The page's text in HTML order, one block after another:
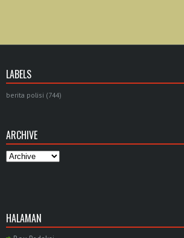
LABELS
berita polisi (744)
ARCHIVE
HALAMAN